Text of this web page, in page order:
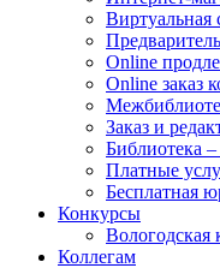
Виртуальная
Online
Online заказ
Заказ и
Библиотека
Платные
Бесплатная
Конкурсы
Вологодская
Коллегам